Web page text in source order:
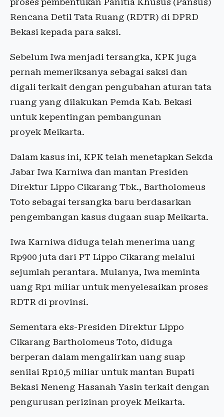
Rencana Detil Tata Ruang (RDTR) di DPRD
Bekasi kepada para saksi.
Sebelum Iwa menjadi tersangka, KPK juga
pernah memeriksanya sebagai saksi dan
digali terkait dengan pengubahan aturan tata
ruang yang dilakukan Pemda Kab. Bekasi
untuk kepentingan pembangunan
proyek Meikarta.
Dalam kasus ini, KPK telah menetapkan Sekda
Jabar Iwa Karniwa dan mantan Presiden
Direktur Lippo Cikarang Tbk., Bartholomeus
Toto sebagai tersangka baru berdasarkan
pengembangan kasus dugaan suap Meikarta.
Iwa Karniwa diduga telah menerima uang
Rp900 juta dari PT Lippo Cikarang melalui
sejumlah perantara. Mulanya, Iwa meminta
uang Rp1 miliar untuk menyelesaikan proses
RDTR di provinsi.
Sementara eks-Presiden Direktur Lippo
Cikarang Bartholomeus Toto, diduga
berperan dalam mengalirkan uang suap
senilai Rp10,5 miliar untuk mantan Bupati
Bekasi Neneng Hasanah Yasin terkait dengan
pengurusan perizinan proyek Meikarta.